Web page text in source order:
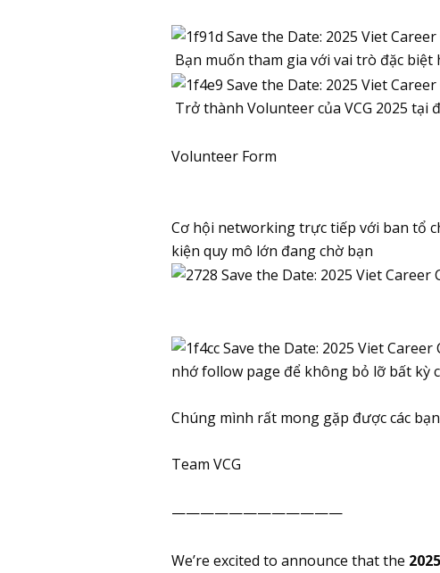
Bạn muốn tham gia với vai trò đặc biệt
Trở thành Volunteer của VCG 2025 tại
Volunteer Form
Cơ hội networking trực tiếp với ban tổ
kiện quy mô lớn đang chờ bạn
nhớ follow page để không bỏ lỡ bất kỳ
Chúng mình rất mong gặp được các
Team VCG
————————————
We’re excited to announce that the